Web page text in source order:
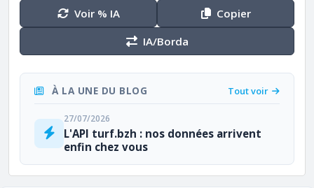
Voir % IA
Copier
IA/Borda
À LA UNE DU BLOG Tout voir
27/07/2026
L'API turf.bzh : nos données arrivent
enfin chez vous